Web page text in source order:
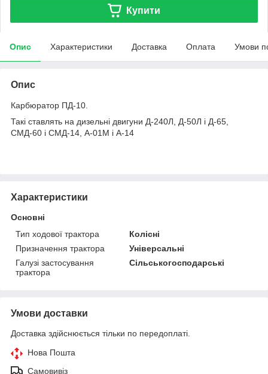
Купити
Опис Характеристики Доставка Оплата Умови
Опис
Карбюратор ПД-10.
Такі ставлять на дизельні двигуни Д-240Л, Д-50Л і Д-65,
СМД-60 і СМД-14, А-01М і А-14
Характеристики
Основні
Тип ходової трактора
Колісні
Призначення трактора
Універсальні
Галузі застосування
трактора
Сільськогосподарські
Умови доставки
Доставка здійснюється тільки по передоплаті.
Нова Пошта
Самовивіз